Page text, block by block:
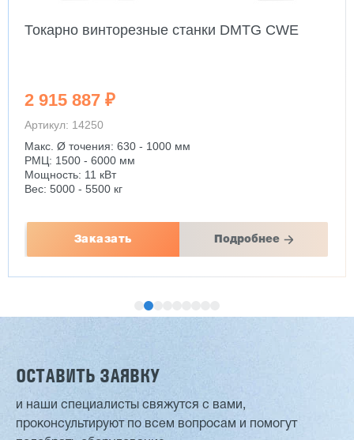
Токарно винторезные станки DMTG CWE
2 915 887 ₽
Артикул: 14250
Макс. Ø точения: 630 - 1000 мм
РМЦ: 1500 - 6000 мм
Мощность: 11 кВт
Вес: 5000 - 5500 кг
Заказать Подробнее
Двухсторонний шипорез MX6015
ОСТАВИТЬ ЗАЯВКУ
и наши специалисты свяжутся с вами,
проконсультируют по всем вопросам и помогут